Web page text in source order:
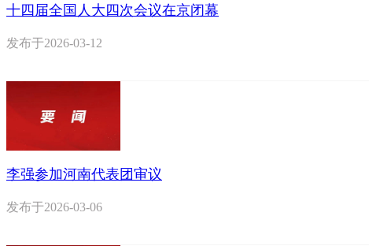
十四届全国人大四次会议在京闭幕
发布于2026-03-12
李强参加河南代表团审议
发布于2026-03-06